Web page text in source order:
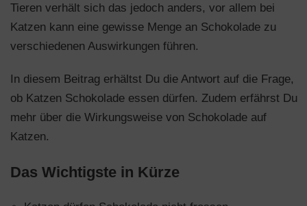
Tieren verhält sich das jedoch anders, vor allem bei
Katzen kann eine gewisse Menge an Schokolade zu
verschiedenen Auswirkungen führen.
In diesem Beitrag erhältst Du die Antwort auf die Frage,
ob Katzen Schokolade essen dürfen. Zudem erfährst Du
mehr über die Wirkungsweise von Schokolade auf
Katzen.
Das Wichtigste in Kürze